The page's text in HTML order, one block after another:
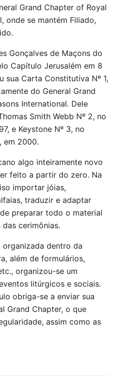
Grand Chapter of Royal
onde se mantém Filiado,
Gonçalves de Maçons do
Capítulo Jerusalém em 8
sua Carta Constitutiva Nº 1,
do General Grand
International. Dele
Smith Webb Nº 2, no
e Keystone Nº 3, no
em 2000.
algo inteiramente novo
feito a partir do zero. Na
importar jóias,
traduzir e adaptar
preparar todo o material
cerimônias.
dentro da
além de formulários,
organizou-se um
litúrgicos e sociais.
obriga-se a enviar sua
Grand Chapter, o que
assim como as